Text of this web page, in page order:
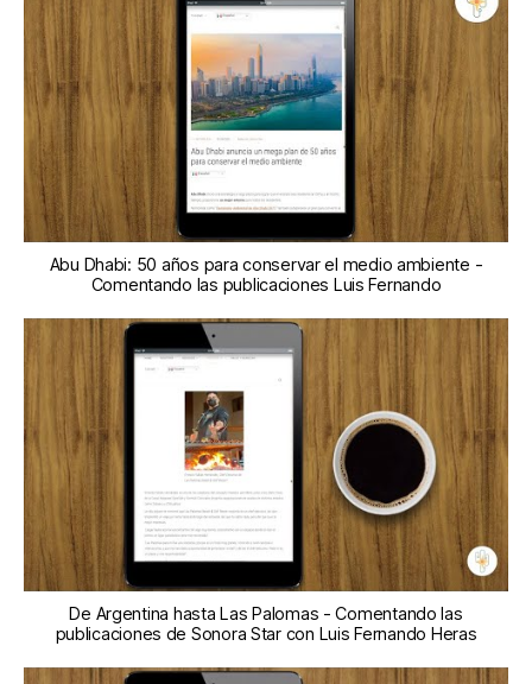
Abu Dhabi: 50 años para conservar el medio ambiente -
Comentando las publicaciones Luis Fernando
De Argentina hasta Las Palomas - Comentando las
publicaciones de Sonora Star con Luis Fernando Heras